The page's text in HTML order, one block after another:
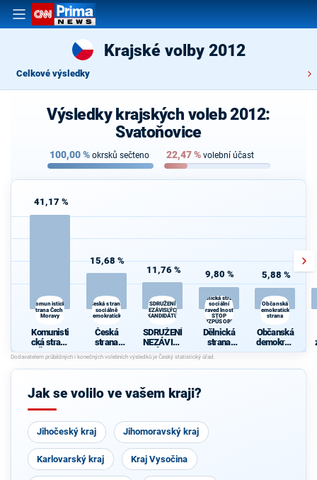
Krajské volby 2012
Celkové výsledky
Výsledky krajských voleb 2012:
Svatoňovice
100,00% okrsků sečteno 22,47% volební účast
41,17 %
Komunistická
strana Čech a
Moravy
Komunisti
cká strana
Čech a
Moravy
15,68 %
Česká strana
sociálně
demokratická
Česká
strana
sociálně
demokrati
cká
11,76 %
SDRUŽENÍ
NEZÁVISLÝCH
KANDIDÁTŮ
SDRUŽENÍ
NEZÁVISL
ÝCH
KANDIDÁT
Ů
9,80 %
Dělnická strana
sociální
spravedlnosti -
STOP
NEPŘIZPŮSOBIVÝM!
Dělnická
strana
sociální
spravedln
osti -
NEPŘIZPŮ
5,88 %
Občanská
demokratická
strana
Občanská
demokrati
cká strana
Jak se volilo ve vašem kraji?
Jihočeský kraj Jihomoravský kraj
Karlovarský kraj Kraj Vysočina